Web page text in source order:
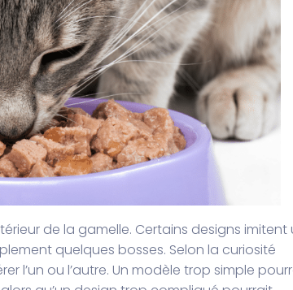
de la gamelle. Certains designs imitent
quelques bosses. Selon la curiosité
l’un ou l’autre. Un modèle trop simple